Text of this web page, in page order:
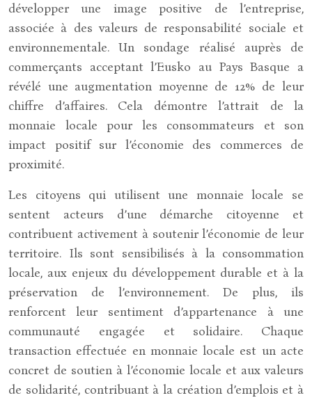
développer une image positive de l’entreprise,
associée à des valeurs de responsabilité sociale et
environnementale. Un sondage réalisé auprès de
commerçants acceptant l’Eusko au Pays Basque a
révélé une augmentation moyenne de 12% de leur
chiffre d’affaires. Cela démontre l’attrait de la
monnaie locale pour les consommateurs et son
impact positif sur l’économie des commerces de
proximité.
Les citoyens qui utilisent une monnaie locale se
sentent acteurs d’une démarche citoyenne et
contribuent activement à soutenir l’économie de leur
territoire. Ils sont sensibilisés à la consommation
locale, aux enjeux du développement durable et à la
préservation de l’environnement. De plus, ils
renforcent leur sentiment d’appartenance à une
communauté engagée et solidaire. Chaque
transaction effectuée en monnaie locale est un acte
concret de soutien à l’économie locale et aux valeurs
de solidarité, contribuant à la création d’emplois et à